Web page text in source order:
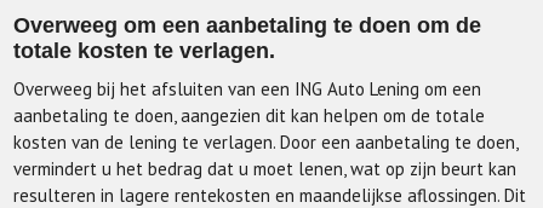
Overweeg om een aanbetaling te doen om de
totale kosten te verlagen.
Overweeg bij het afsluiten van een ING Auto Lening om een
aanbetaling te doen, aangezien dit kan helpen om de totale
kosten van de lening te verlagen. Door een aanbetaling te doen,
vermindert u het bedrag dat u moet lenen, wat op zijn beurt kan
resulteren in lagere rentekosten en maandelijkse aflossingen. Dit